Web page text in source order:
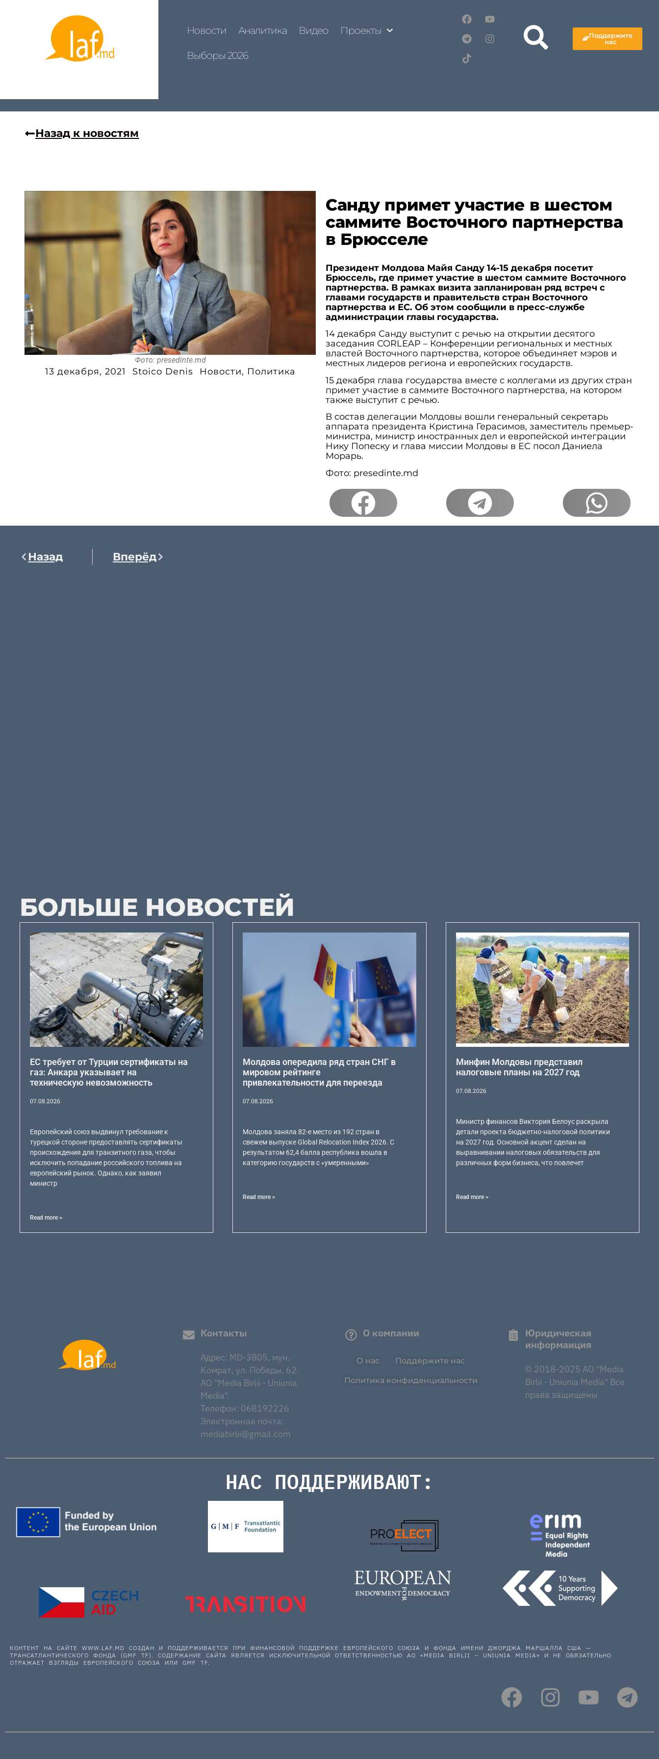
Новости Аналитика Видео Проекты
Выборы 2026
Поддержите
нас
Назад к новостям
Фото: presedinte.md
13 декабря, 2021 Stoico Denis Новости, Политика
Санду примет участие в шестом
саммите Восточного партнерства
в Брюсселе
Президент Молдова Майя Санду 14-15 декабря посетит
Брюссель, где примет участие в шестом саммите Восточного
партнерства. В рамках визита запланирован ряд встреч с
главами государств и правительств стран Восточного
партнерства и ЕС. Об этом сообщили в пресс-службе
администрации главы государства.
14 декабря Санду выступит с речью на открытии десятого
заседания CORLEAP – Конференции региональных и местных
властей Восточного партнерства, которое объединяет мэров и
местных лидеров региона и европейских государств.
15 декабря глава государства вместе с коллегами из других стран
примет участие в саммите Восточного партнерства, на котором
также выступит с речью.
В состав делегации Молдовы вошли генеральный секретарь
аппарата президента Кристина Герасимов, заместитель премьер-
министра, министр иностранных дел и европейской интеграции
Нику Попеску и глава миссии Молдовы в ЕС посол Даниела
Морарь.
Фото: presedinte.md
Назад Вперёд
БОЛЬШЕ НОВОСТЕЙ
ЕС требует от Турции сертификаты на
газ: Анкара указывает на
техническую невозможность
07.08.2026
Европейский союз выдвинул требование к
турецкой стороне предоставлять сертификаты
происхождения для транзитного газа, чтобы
исключить попадание российского топлива на
европейский рынок. Однако, как заявил
министр
Read more >
Молдова опередила ряд стран СНГ в
мировом рейтинге
привлекательности для переезда
07.08.2026
Молдова заняла 82-е место из 192 стран в
свежем выпуске Global Relocation Index 2026. С
результатом 62,4 балла республика вошла в
категорию государств с «умеренными»
Read more >
Минфин Молдовы представил
налоговые планы на 2027 год
07.08.2026
Министр финансов Виктория Белоус раскрыла
детали проекта бюджетно-налоговой политики
на 2027 год. Основной акцент сделан на
выравнивании налоговых обязательств для
различных форм бизнеса, что повлечет
Read more >
Контакты
Адрес: MD-3805, мун.
Комрат, ул. Победы, 62.
AO "Media Birlii - Uniunia
Media".
Телефон: 068192226
Электронная почта:
mediabirlii@gmail.com
О компании
О нас Поддержите нас
Политика конфиденциальности
Юридическая
информаиция
© 2018-2025 AO "Media
Birlii - Uniunia Media" Все
права защищены
НАС ПОДДЕРЖИВАЮТ:
КОНТЕНТ НА САЙТЕ WWW.LAF.MD СОЗДАН И ПОДДЕРЖИВАЕТСЯ ПРИ ФИНАНСОВОЙ ПОДДЕРЖКЕ ЕВРОПЕЙСКОГО СОЮЗА И ФОНДА ИМЕНИ ДЖОРДЖА МАРШАЛЛА США —
ТРАНСАТЛАНТИЧЕСКОГО ФОНДА (GMF TF). СОДЕРЖАНИЕ САЙТА ЯВЛЯЕТСЯ ИСКЛЮЧИТЕЛЬНОЙ ОТВЕТСТВЕННОСТЬЮ АО «MEDIA BIRLII – UNIUNIA MEDIA» И НЕ ОБЯЗАТЕЛЬНО
ОТРАЖАЕТ ВЗГЛЯДЫ ЕВРОПЕЙСКОГО СОЮЗА ИЛИ GMF TF.